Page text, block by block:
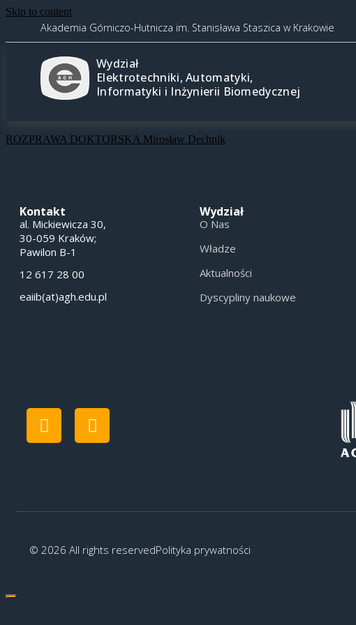
Skip to content
Akademia Górniczo-Hutnicza im. Stanisława Staszica w Krakowie
Wydział
Elektrotechniki, Automatyki,
Informatyki i Inżynierii Biomedycznej
ROZPRAWA DOKTORSKA Mirosław Dechnik
Kontakt
al. Mickiewicza 30,
30-059 Kraków;
Pawilon B-1
12 617 28 00
eaiib(at)agh.edu.pl
Wydział
O Nas
Władze
Aktualności
Dyscypliny naukowe
© 2026 All rights reservedPolityka prywatności